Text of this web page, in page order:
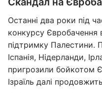
Останні два роки під
конкурсу Євробачення
підтримку Палестини.
Іспанія, Нідерланди,
пригрозили бойкотом
Ізраїль далі